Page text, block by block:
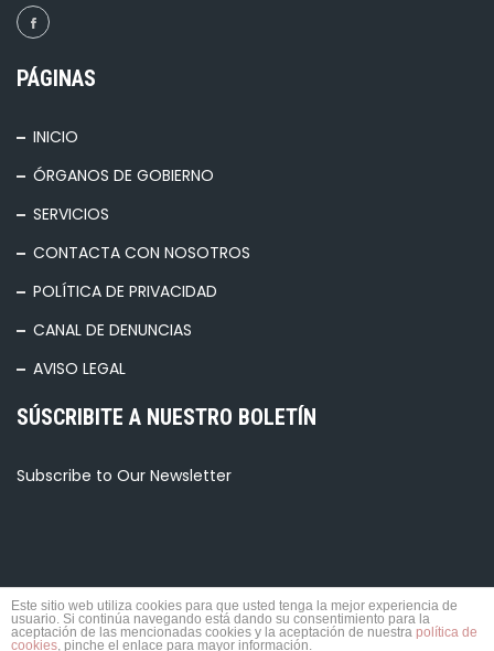
PÁGINAS
INICIO
ÓRGANOS DE GOBIERNO
SERVICIOS
CONTACTA CON NOSOTROS
POLÍTICA DE PRIVACIDAD
CANAL DE DENUNCIAS
AVISO LEGAL
SÚSCRIBITE A NUESTRO BOLETÍN
Subscribe to Our Newsletter
© 2026 TODOS LOS DERECHOS RESERVADOS.
Este sitio web utiliza cookies para que usted tenga la mejor experiencia de
usuario. Si continúa navegando está dando su consentimiento para la
aceptación de las mencionadas cookies y la aceptación de nuestra política de
cookies, pinche el enlace para mayor información.